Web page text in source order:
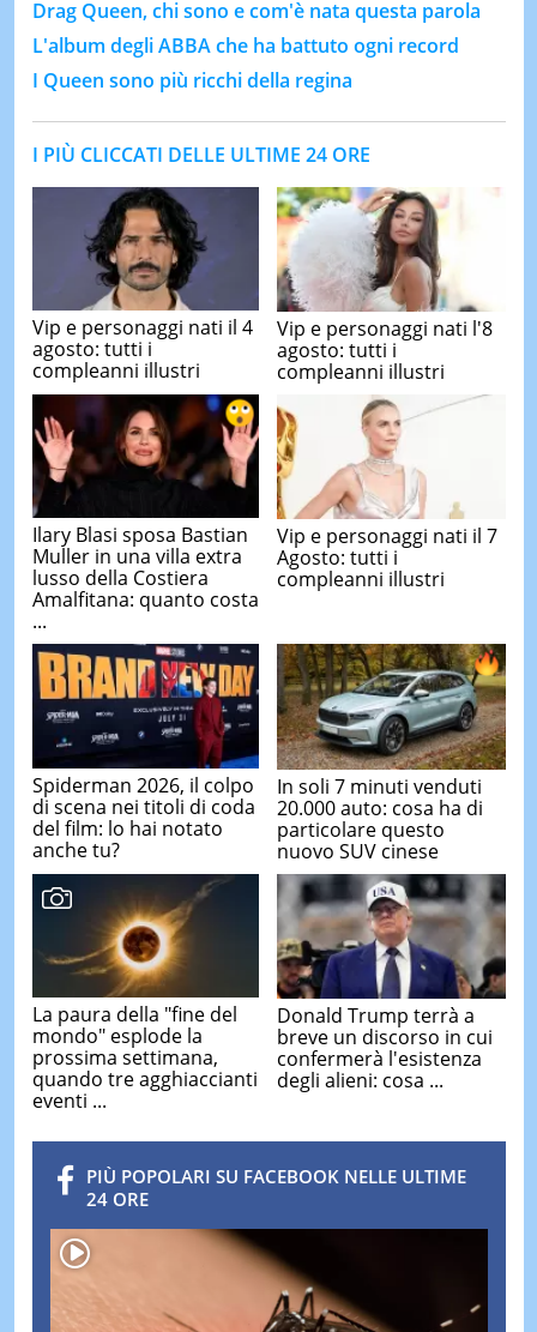
Drag Queen, chi sono e com'è nata questa parola
L'album degli ABBA che ha battuto ogni record
I Queen sono più ricchi della regina
I PIÙ CLICCATI DELLE ULTIME 24 ORE
Vip e personaggi nati il 4
agosto: tutti i
compleanni illustri
Vip e personaggi nati l'8
agosto: tutti i
compleanni illustri
Ilary Blasi sposa Bastian
Muller in una villa extra
lusso della Costiera
Amalfitana: quanto costa
...
Vip e personaggi nati il 7
Agosto: tutti i
compleanni illustri
Spiderman 2026, il colpo
di scena nei titoli di coda
del film: lo hai notato
anche tu?
In soli 7 minuti venduti
20.000 auto: cosa ha di
particolare questo
nuovo SUV cinese
La paura della "fine del
mondo" esplode la
prossima settimana,
quando tre agghiaccianti
eventi ...
Donald Trump terrà a
breve un discorso in cui
confermerà l'esistenza
degli alieni: cosa ...
PIÙ POPOLARI SU FACEBOOK NELLE ULTIME
24 ORE